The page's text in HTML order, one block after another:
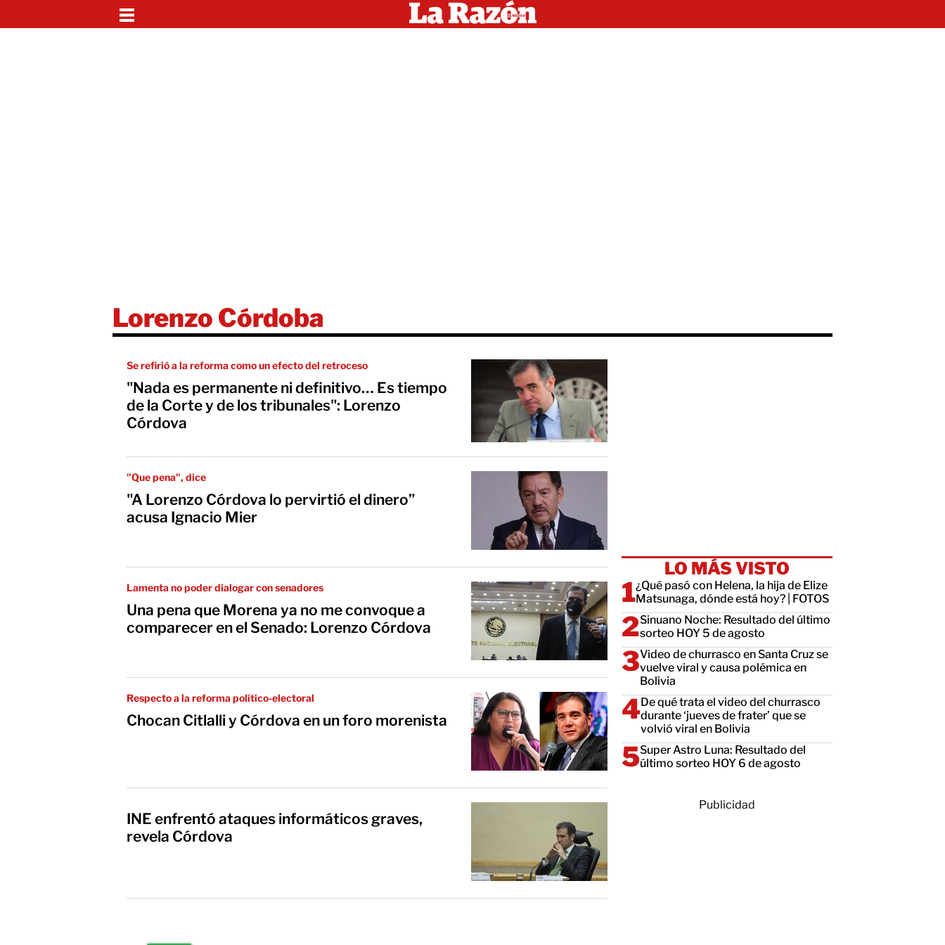
Lorenzo Córdoba
Se refirió a la reforma como un efecto del retroceso
"Nada es permanente ni definitivo… Es tiempo
de la Corte y de los tribunales": Lorenzo
Córdova
"Que pena", dice
"A Lorenzo Córdova lo pervirtió el dinero”
acusa Ignacio Mier
Lamenta no poder dialogar con senadores
Una pena que Morena ya no me convoque a
comparecer en el Senado: Lorenzo Córdova
Respecto a la reforma político-electoral
Chocan Citlalli y Córdova en un foro morenista
INE enfrentó ataques informáticos graves,
revela Córdova
LO MÁS VISTO
¿Qué pasó con Helena, la hija de Elize
Matsunaga, dónde está hoy? | FOTOS
Sinuano Noche: Resultado del último
sorteo HOY 5 de agosto
Video de churrasco en Santa Cruz se
vuelve viral y causa polémica en
Bolivia
De qué trata el video del churrasco
durante ‘jueves de frater’ que se
volvió viral en Bolivia
Super Astro Luna: Resultado del
último sorteo HOY 6 de agosto
Publicidad